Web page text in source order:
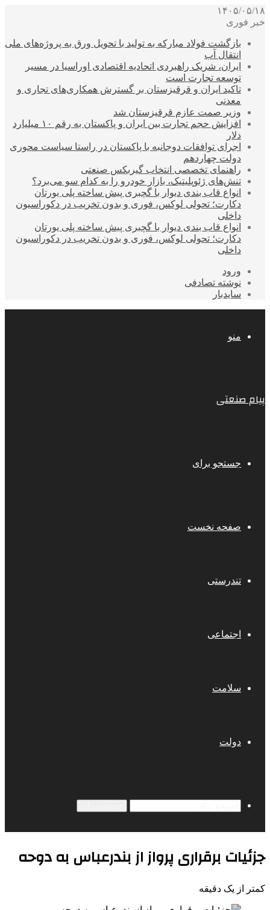
۱۴۰۵/۰۵/۱۸
خبر فوری
بازگشت فولاد مبارکه به تولید با تحویل ورق به پروژه‌های ملی
انتقال آب
ایران، شریک راهبردی اتحادیه اقتصادی اوراسیا در مسیر
توسعه تجارت است
تاکید ایران و قرقیزستان بر گسترش همکاری‌های تجاری و
معدنی
وزیر صمت عازم قرقیزستان شد
افزایش حجم تجارت بین ایران و پاکستان به رقم ۱۰ میلیارد
دلار
اجرای توافقات دوجانبه با پاکستان در راستا سیاست محوری
دولت چهاردهم
راهنمای تخصصی انتخاب گیربکس صنعتی
تنش‌های ژئوپلیتیک، بازار خودرو را به کدام سو می‌برد؟
انواع قاب بندی دیوار با گچبری پیش ساخته پلی یورتان
دکارت؛ تحولی لوکس، فوری و بدون تخریب در دکوراسیون
داخلی
انواع قاب بندی دیوار با گچبری پیش ساخته پلی یورتان
دکارت؛ تحولی لوکس، فوری و بدون تخریب در دکوراسیون
داخلی
ورود
نوشته تصادفی
سایدبار
منو
پیام صنعتی
جستجو برای
صفحه نخست
تندرستی
اجتماعی
سلامت
دولت
جزئیات برقراری پرواز از بندرعباس به دوحه
کمتر از یک دقیقه